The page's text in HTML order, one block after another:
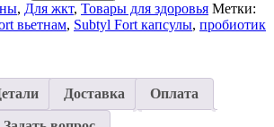
, Для жкт, Товары для здоровья Метки:
вьетнам, Subtyl Fort капсулы, пробиотик
Доставка Оплата